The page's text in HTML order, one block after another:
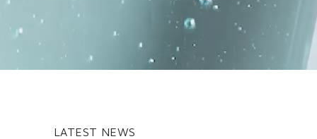
LATEST NEWS